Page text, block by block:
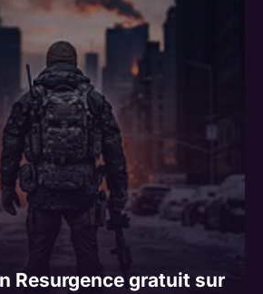
Resurgence gratuit sur